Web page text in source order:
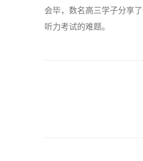
会毕，数名高三学子分享
听力考试的难题。